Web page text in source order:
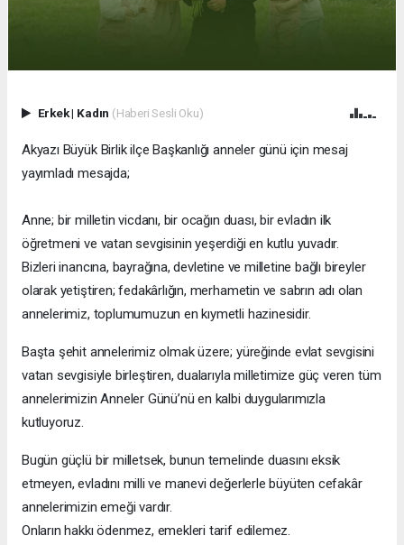
Erkek| Kadın (Haberi Sesli Oku)
Akyazı Büyük Birlik ilçe Başkanlığı anneler günü için mesaj
yayımladı mesajda;
Anne; bir milletin vicdanı, bir ocağın duası, bir evladın ilk
öğretmeni ve vatan sevgisinin yeşerdiği en kutlu yuvadır.
Bizleri inancına, bayrağına, devletine ve milletine bağlı bireyler
olarak yetiştiren; fedakârlığın, merhametin ve sabrın adı olan
annelerimiz, toplumumuzun en kıymetli hazinesidir.
Başta şehit annelerimiz olmak üzere; yüreğinde evlat sevgisini
vatan sevgisiyle birleştiren, dualarıyla milletimize güç veren tüm
annelerimizin Anneler Günü’nü en kalbi duygularımızla
kutluyoruz.
Bugün güçlü bir milletsek, bunun temelinde duasını eksik
etmeyen, evladını milli ve manevi değerlerle büyüten cefakâr
annelerimizin emeği vardır.
Onların hakkı ödenmez, emekleri tarif edilemez.